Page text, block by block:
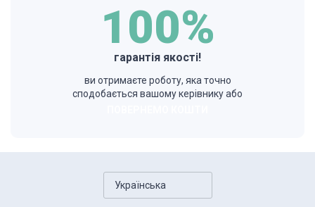
100%
гарантія якості!
ви отримаєте роботу, яка точно
сподобається вашому керівнику або
Українська